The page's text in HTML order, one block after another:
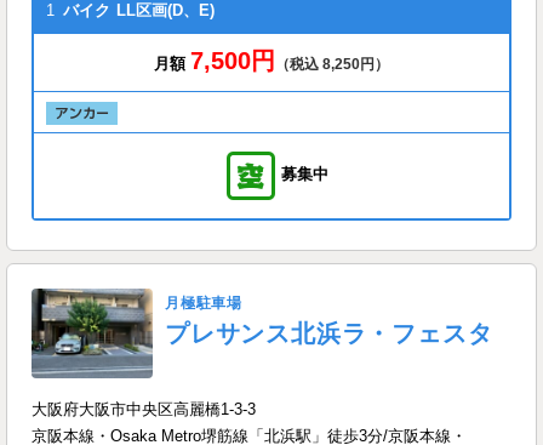
1 バイク LL区画(D、E)
月額 7,500円 （税込 8,250円）
募集中
月極駐車場
プレサンス北浜ラ・フェスタ
大阪府大阪市中央区高麗橋1-3-3
京阪本線・Osaka Metro堺筋線「北浜駅」徒歩3分/京阪本線・